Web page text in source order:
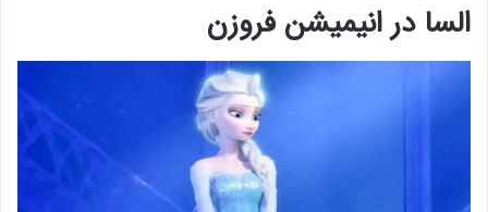
السا در انیمیشن فروزن